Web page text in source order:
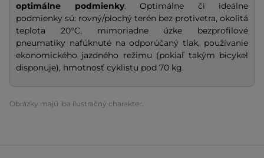
optimálne podmienky. Optimálne či ideálne
podmienky sú: rovný/plochý terén bez protivetra, okolitá
teplota 20°C, mimoriadne úzke bezprofilové
pneumatiky nafúknuté na odporúčaný tlak, používanie
ekonomického jazdného režimu (pokiaľ takým bicykel
disponuje), hmotnosť cyklistu pod 70 kg.
Obrázky majú iba ilustračný charakter.